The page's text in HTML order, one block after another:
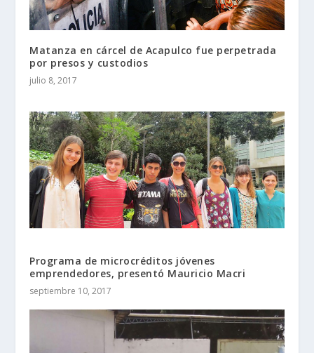
Matanza en cárcel de Acapulco fue perpetrada
por presos y custodios
julio 8, 2017
Programa de microcréditos jóvenes
emprendedores, presentó Mauricio Macri
septiembre 10, 2017